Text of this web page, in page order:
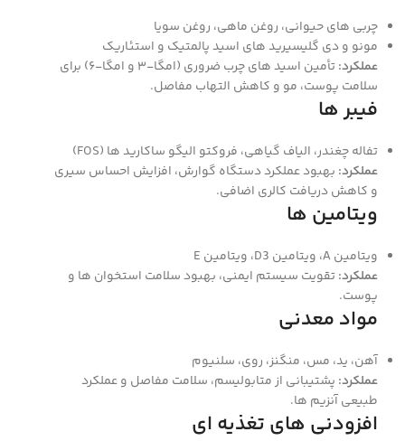
چربی‌ های حیوانی، روغن ماهی، روغن سویا
مونو و دی‌ گلیسیرید های اسید پالمتیک و استئاریک
عملکرد:
تأمین اسید های چرب ضروری (امگا-۳ و امگا-۶) برای
سلامت پوست، مو و کاهش التهاب مفاصل.
فیبر ها
تفاله چغندر، الیاف گیاهی، فروکتو الیگو ساکارید ها (FOS)
عملکرد: بهبود عملکرد دستگاه گوارش، افزایش احساس سیری
و کاهش دریافت کالری اضافی.
ویتامین‌ ها
ویتامین A، ویتامین D3، ویتامین E
عملکرد:تقویت سیستم ایمنی، بهبود سلامت استخوان‌ ها و
پوست.
مواد معدنی
آهن، ید، مس، منگنز، روی، سلنیوم
عملکرد: پشتیبانی از متابولیسم، سلامت مفاصل و عملکرد
طبیعی آنزیم‌ ها.
افزودنی ‌های تغذیه‌ ای